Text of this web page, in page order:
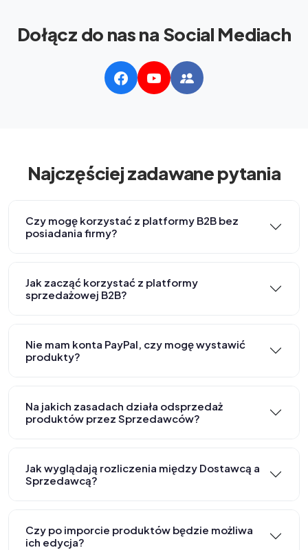
Dołącz do nas na Social Mediach
Najczęściej zadawane pytania
Czy mogę korzystać z platformy B2B bez
posiadania firmy?
Jak zacząć korzystać z platformy
sprzedażowej B2B?
Nie mam konta PayPal, czy mogę wystawić
produkty?
Na jakich zasadach działa odsprzedaż
produktów przez Sprzedawców?
Jak wyglądają rozliczenia między Dostawcą a
Sprzedawcą?
Czy po imporcie produktów będzie możliwa
ich edycja?